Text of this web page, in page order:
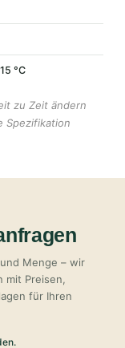
°C
zu Zeit ändern
Spezifikation
Menge – wir
mit Preisen,
für Ihren